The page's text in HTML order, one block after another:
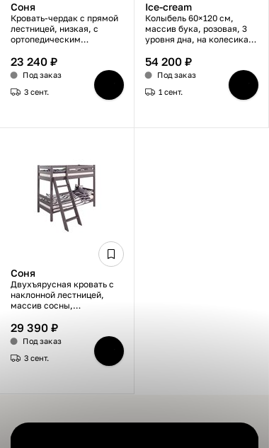
Соня
Кровать-чердак с прямой
лестницей, низкая, с
ортопедическим
массив дерева, белый,
80×190 см
23 240 ₽
Под заказ
3 сент.
Ice-cream
Колыбель 60×120 см,
массив бука, розовая, 3
уровня дна, на колесиках,
диванчик
54 200 ₽
Под заказ
1 сент.
Соня
Двухъярусная кровать с
наклонной лестницей,
массив сосны,
бортиками,
ортопедическое
основание, 80×190 см
29 390 ₽
Под заказ
3 сент.